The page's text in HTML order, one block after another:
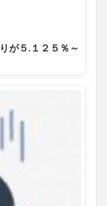
が５.１２５％～